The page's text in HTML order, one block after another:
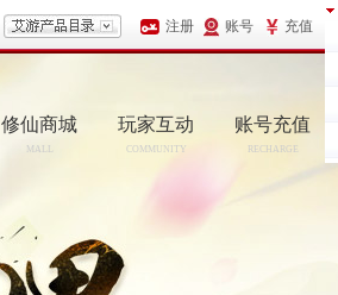
注册 账号 充值
修仙商城
MALL
玩家互动
COMMUNITY
账号充值
RECHARGE